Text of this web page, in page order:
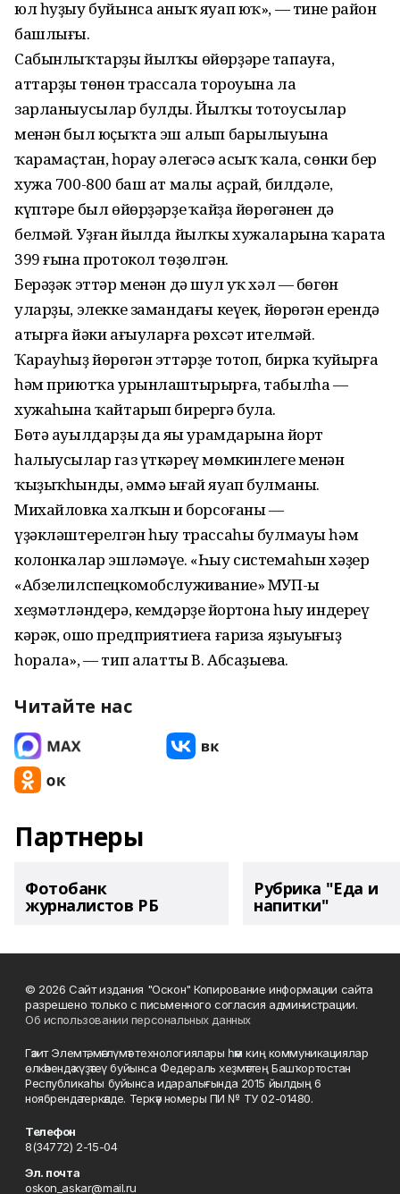
юл һуҙыу буйынса аныҡ яуап юҡ», — тине район
башлығы.
Сабынлыҡтарҙы йылҡы өйөрҙәре тапауға,
аттарҙың төнөн трассала тороуына ла
зарланыусылар булды. Йылҡы тотоусылар
менән был юҫыҡта эш алып барылыуына
ҡарамаҫтан, һорау әлегәсә асыҡ ҡала, сөнки бер
хужа 700-800 баш ат малы аҫрай, билдәле,
күптәре был өйөрҙәрҙең ҡайҙа йөрөгәнен дә
белмәй. Уҙған йылда йылҡы хужаларына ҡарата
399 ғына протокол төҙөлгән.
Берәҙәк эттәр менән дә шул уҡ хәл — бөгөн
уларҙы, элекке замандағы кеүек, йөрөгән ерендә
атырға йәки ағыуларға рөхсәт ителмәй.
Ҡарауһыҙ йөрөгән эттәрҙе тотоп, бирка ҡуйырға
һәм приютҡа урынлаштырырға, табылһа —
хужаһына ҡайтарып бирергә була.
Бөтә ауылдарҙың да яңы урамдарына йорт
һалыусылар газ үткәреү мөмкинлеге менән
ҡыҙыҡһынды, әммә ыңғай яуап булманы.
Михайловка халҡын иң борсоғаны —
үҙәкләштерелгән һыу трассаһы булмауы һәм
колонкалар эшләмәүе. «Һыу системаһын хәҙер
«Абзелилспецкомобслуживание» МУП-ы
хеҙмәтләндерә, кемдәрҙең йортона һыу индереү
кәрәк, ошо предприятиеға ғариза яҙыуығыҙ
һорала», — тип аңлатты В. Абсаҙыева.
Читайте нас
Партнеры
Фотобанк
журналистов РБ
Рубрика "Еда и
напитки"
© 2026 Сайт издания "Оскон" Копирование информации сайта
разрешено только с письменного согласия администрации.
Об использовании персональных данных
Гәзит Элемтә, мәғлүмәт технологиялары һәм киң коммуникациялар
өлкәһендә күҙәтеү буйынса Федераль хеҙмәттең Башҡортостан
Республикаһы буйынса идаралығында 2015 йылдың 6
ноябрендә теркәлде. Теркәү номеры ПИ № ТУ 02-01480.
Телефон
8(34772) 2-15-04
Эл. почта
oskon_askar@mail.ru